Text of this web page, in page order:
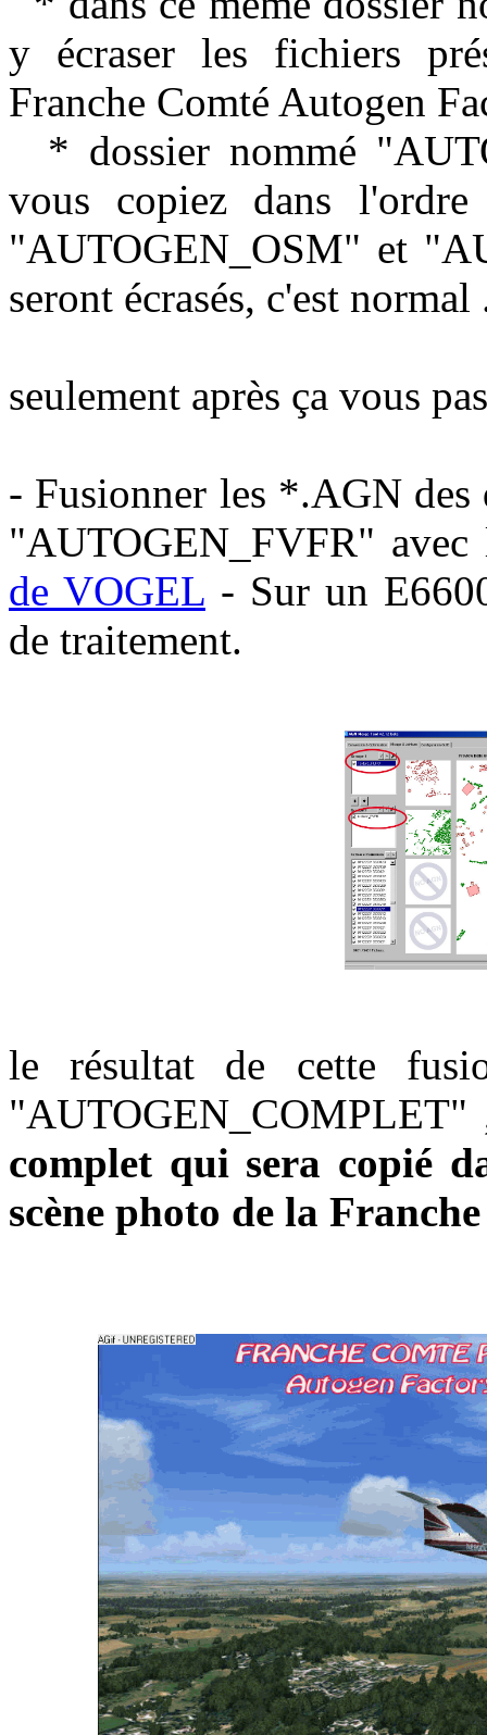
y écraser les fichiers
Franche Comté Autogen
* dossier nommé
vous copiez dans
"AUTOGEN_OSM" et
seront écrasés, c'est normal
seulement après ça vous
- Fusionner les *.AGN
"AUTOGEN_FVFR"
de VOGEL - Sur un
de traitement.
le résultat de cette
"AUTOGEN_COMPLET"
complet qui sera copié
scène photo de la